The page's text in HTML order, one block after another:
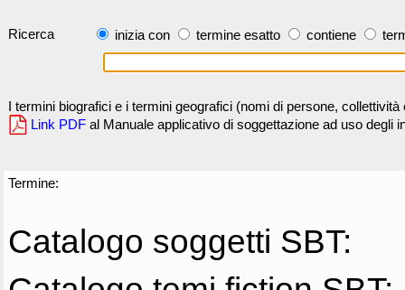
Ricerca inizia con termine esatto contiene
I termini biografici e i termini geografici (nomi di persone,
Link PDF al Manuale applicativo di soggettazione ad uso degli
Termine:
Catalogo soggetti SBT: